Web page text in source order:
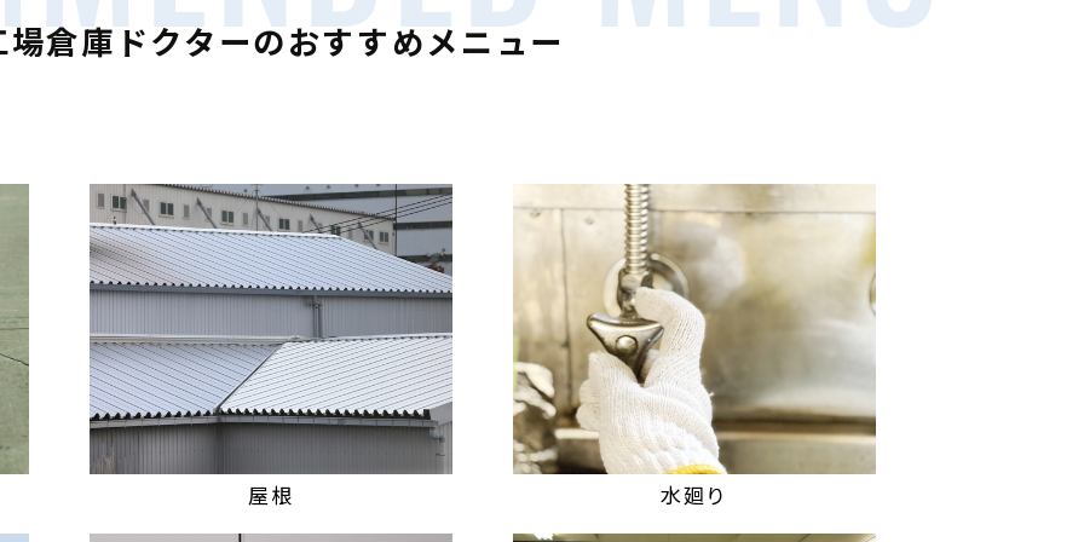
場倉庫ドクターのおすすめメニュー
屋根 水廻り